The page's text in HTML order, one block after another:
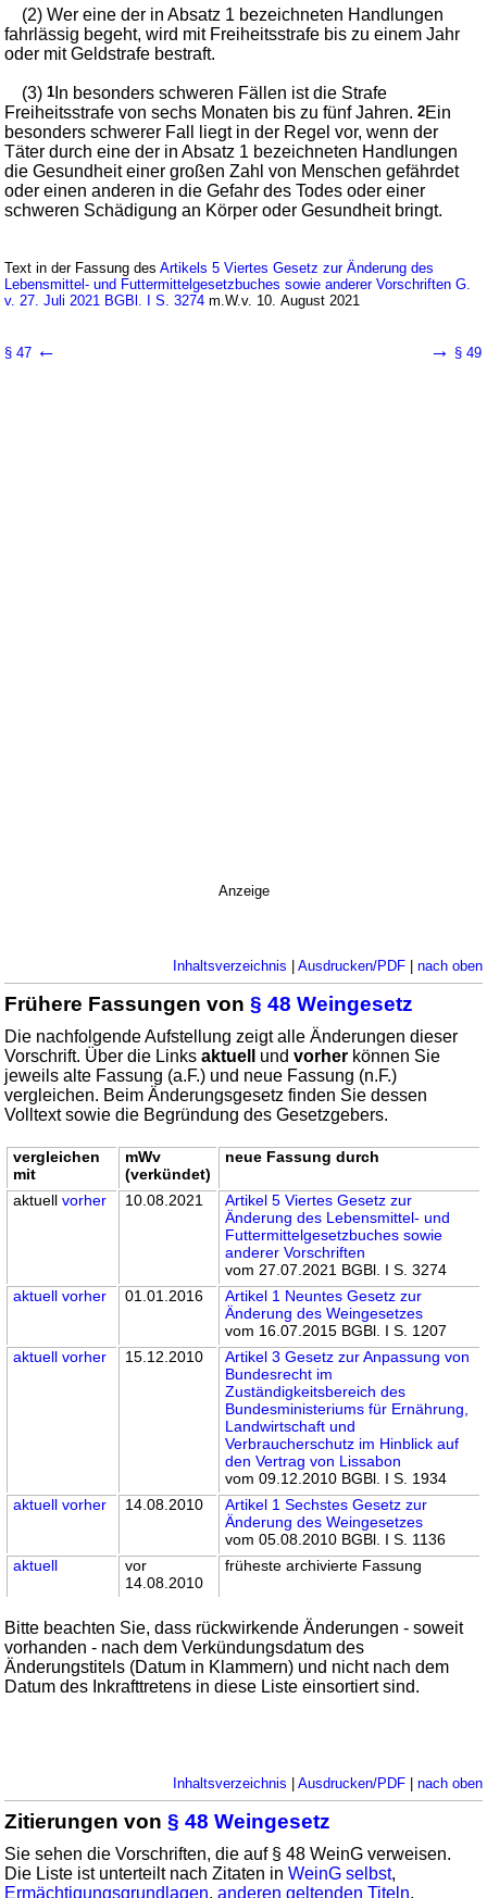
(2) Wer eine der in Absatz 1 bezeichneten Handlungen
fahrlässig begeht, wird mit Freiheitsstrafe bis zu einem Jahr
oder mit Geldstrafe bestraft.
(3)1 In besonders schweren Fällen ist die Strafe
Freiheitsstrafe von sechs Monaten bis zu fünf Jahren.2Ein
besonders schwerer Fall liegt in der Regel vor, wenn der
Täter durch eine der in Absatz 1 bezeichneten Handlungen
die Gesundheit einer großen Zahl von Menschen gefährdet
oder einen anderen in die Gefahr des Todes oder einer
schweren Schädigung an Körper oder Gesundheit bringt.
Text in der Fassung desArtikels 5 Viertes Gesetz zur Änderung des
Lebensmittel- und Futtermittelgesetzbuches sowie anderer Vorschriften G.
v. 27. Juli 2021 BGBl. I S. 3274 m.W.v. 10. August 2021
§ 47 ← → § 49
Anzeige
Inhaltsverzeichnis | Ausdrucken/PDF| nach oben
Frühere Fassungen von§ 48 Weingesetz
Die nachfolgende Aufstellung zeigt alle Änderungen dieser
Vorschrift. Über die Linksaktuell undvorher können Sie
jeweils alte Fassung (a.F.) und neue Fassung (n.F.)
vergleichen. Beim Änderungsgesetz finden Sie dessen
Volltext sowie die Begründung des Gesetzgebers.
vergleichen
mit
mWv
(verkündet)
neue Fassung durch
aktuellvorher 10.08.2021
Artikel 5 Viertes Gesetz zur
Änderung des Lebensmittel- und
Futtermittelgesetzbuches sowie
anderer Vorschriften
vom 27.07.2021 BGBl. I S. 3274
aktuell vorher 01.01.2016
Artikel 1 Neuntes Gesetz zur
Änderung des Weingesetzes
vom 16.07.2015 BGBl. I S. 1207
aktuell vorher 15.12.2010
Artikel 3 Gesetz zur Anpassung von
Bundesrecht im
Zuständigkeitsbereich des
Bundesministeriums für Ernährung,
Landwirtschaft und
Verbraucherschutz im Hinblick auf
den Vertrag von Lissabon
vom 09.12.2010 BGBl. I S. 1934
aktuell vorher 14.08.2010
Artikel 1 Sechstes Gesetz zur
Änderung des Weingesetzes
vom 05.08.2010 BGBl. I S. 1136
aktuell
vor
14.08.2010
früheste archivierte Fassung
Bitte beachten Sie, dass rückwirkende Änderungen - soweit
vorhanden - nach dem Verkündungsdatum des
Änderungstitels (Datum in Klammern) und nicht nach dem
Datum des Inkrafttretens in diese Liste einsortiert sind.
Inhaltsverzeichnis | Ausdrucken/PDF| nach oben
Zitierungen von§ 48 Weingesetz
Sie sehen die Vorschriften, die auf § 48 WeinG verweisen.
Die Liste ist unterteilt nach Zitaten inWeinG selbst,
Ermächtigungsgrundlagen,anderen geltenden Titeln,